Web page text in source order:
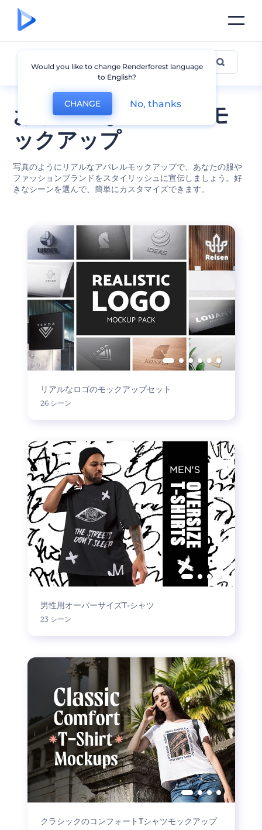
おしゃれなアパレルモ
ックアップ
写真のようにリアルなアパレルモックアップで、あなたの服や
ファッションブランドをスタイリッシュに宣伝しましょう。好
きなシーンを選んで、簡単にカスタマイズできます。
アパレル
リアルなロゴのモックアップセット
26 シーン
男性用オーバーサイズT-シャツ
23 シーン
クラシックのコンフォートTシャツモックアップ
Would you like to change Renderforest language
to English?
CHANGE No, thanks